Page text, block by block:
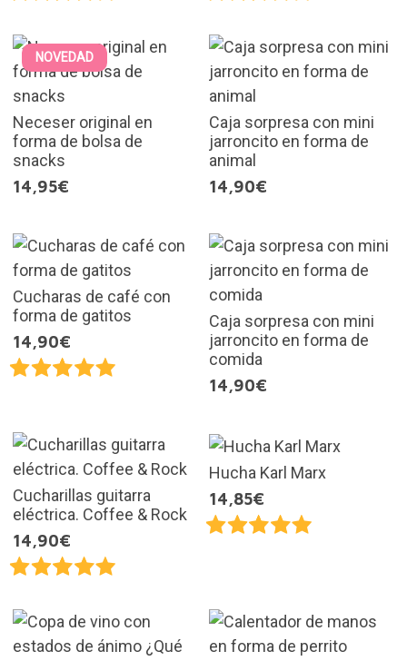
NOVEDAD
Neceser original en
forma de bolsa de
snacks
14,95€
Caja sorpresa con mini
jarroncito en forma de
animal
14,90€
Cucharas de café con
forma de gatitos
14,90€
Caja sorpresa con mini
jarroncito en forma de
comida
14,90€
Cucharillas guitarra
eléctrica. Coffee & Rock
14,90€
Hucha Karl Marx
14,85€